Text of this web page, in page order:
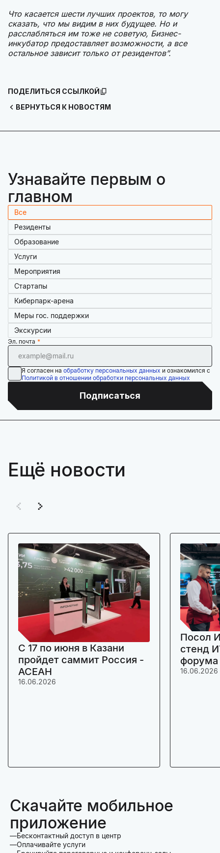
Что касается шести лучших проектов, то могу
сказать, что мы видим в них будущее. Но и
расслабляться им тоже не советую, Бизнес-
инкубатор предоставляет возможности, а все
остальное зависит только от резидентов”.
ВЕРНУТЬСЯ К НОВОСТЯМ
ПОДЕЛИТЬСЯ ССЫЛКОЙ
Узнавайте первым о
главном
Все
Резиденты
Образование
Услуги
Мероприятия
Стартапы
Киберпарк-арена
Меры гос. поддержки
Экскурсии
Эл. почта
Я согласен на обработку персональных данных и ознакомился с
Политикой в отношении обработки персональных данных
Подписаться
Ещё новости
C 17 по июня в Казани
пройдет саммит Россия -
АСЕАН
16.06.2026
Посол
стенд
16.06.2026
Скачайте мобильное
приложение
Бесконтактный доступ в центр
Оплачивайте услуги